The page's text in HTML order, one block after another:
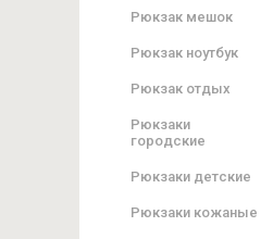
Рюкзак мешок
Рюкзак ноутбук
Рюкзак отдых
Рюкзаки
городские
Рюкзаки детские
Рюкзаки кожаные